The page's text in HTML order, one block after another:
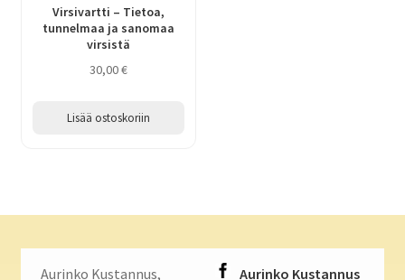
Virsivartti – Tietoa,
tunnelmaa ja sanomaa
virsistä
30,00€
Lisää ostoskoriin
Aurinko Kustannus, Aurinko Kustannus